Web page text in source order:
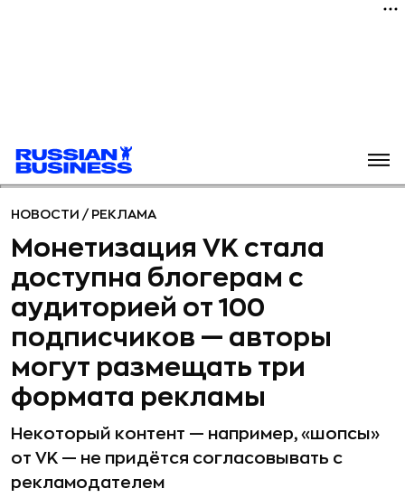
НОВОСТИ / РЕКЛАМА
Монетизация VK стала
доступна блогерам с
аудиторией от 100
подписчиков — авторы
могут размещать три
формата рекламы
Некоторый контент — например, «шопсы»
от VK — не придётся согласовывать с
рекламодателем